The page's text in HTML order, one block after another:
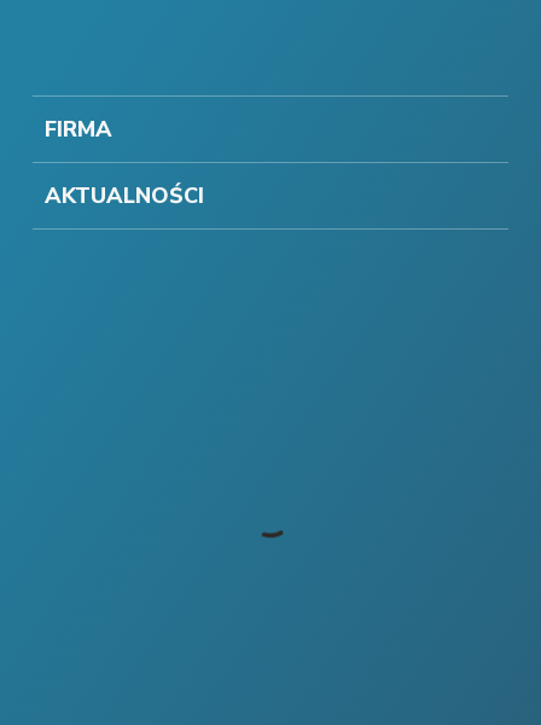
FIRMA
AKTUALNOŚCI